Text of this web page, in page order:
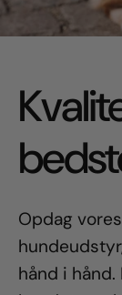
Opdag
hånd i